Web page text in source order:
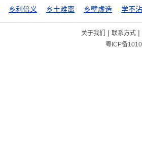
乡利倍义 乡土难离 乡壁虚造 学不
关于我们 | 联系方式|
粤ICP备